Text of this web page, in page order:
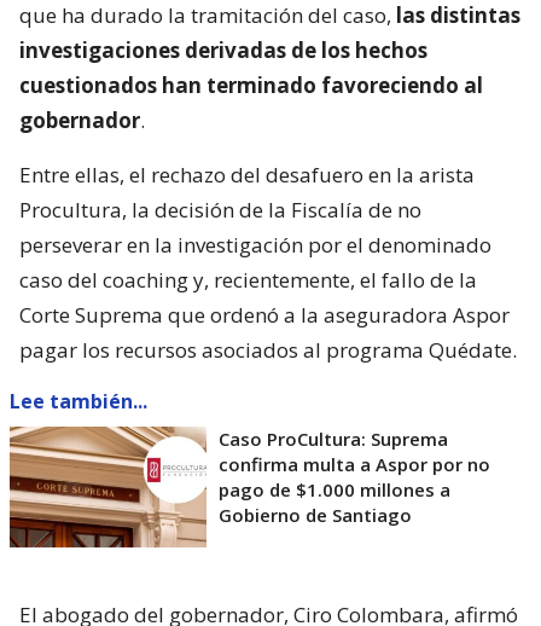
que ha durado la tramitación del caso, las distintas
investigaciones derivadas de los hechos
cuestionados han terminado favoreciendo al
gobernador.
Entre ellas, el rechazo del desafuero en la arista
Procultura, la decisión de la Fiscalía de no
perseverar en la investigación por el denominado
caso del coaching y, recientemente, el fallo de la
Corte Suprema que ordenó a la aseguradora Aspor
pagar los recursos asociados al programa Quédate.
Lee también...
Caso ProCultura: Suprema
confirma multa a Aspor por no
pago de $1.000 millones a
Gobierno de Santiago
El abogado del gobernador, Ciro Colombara, afirmó